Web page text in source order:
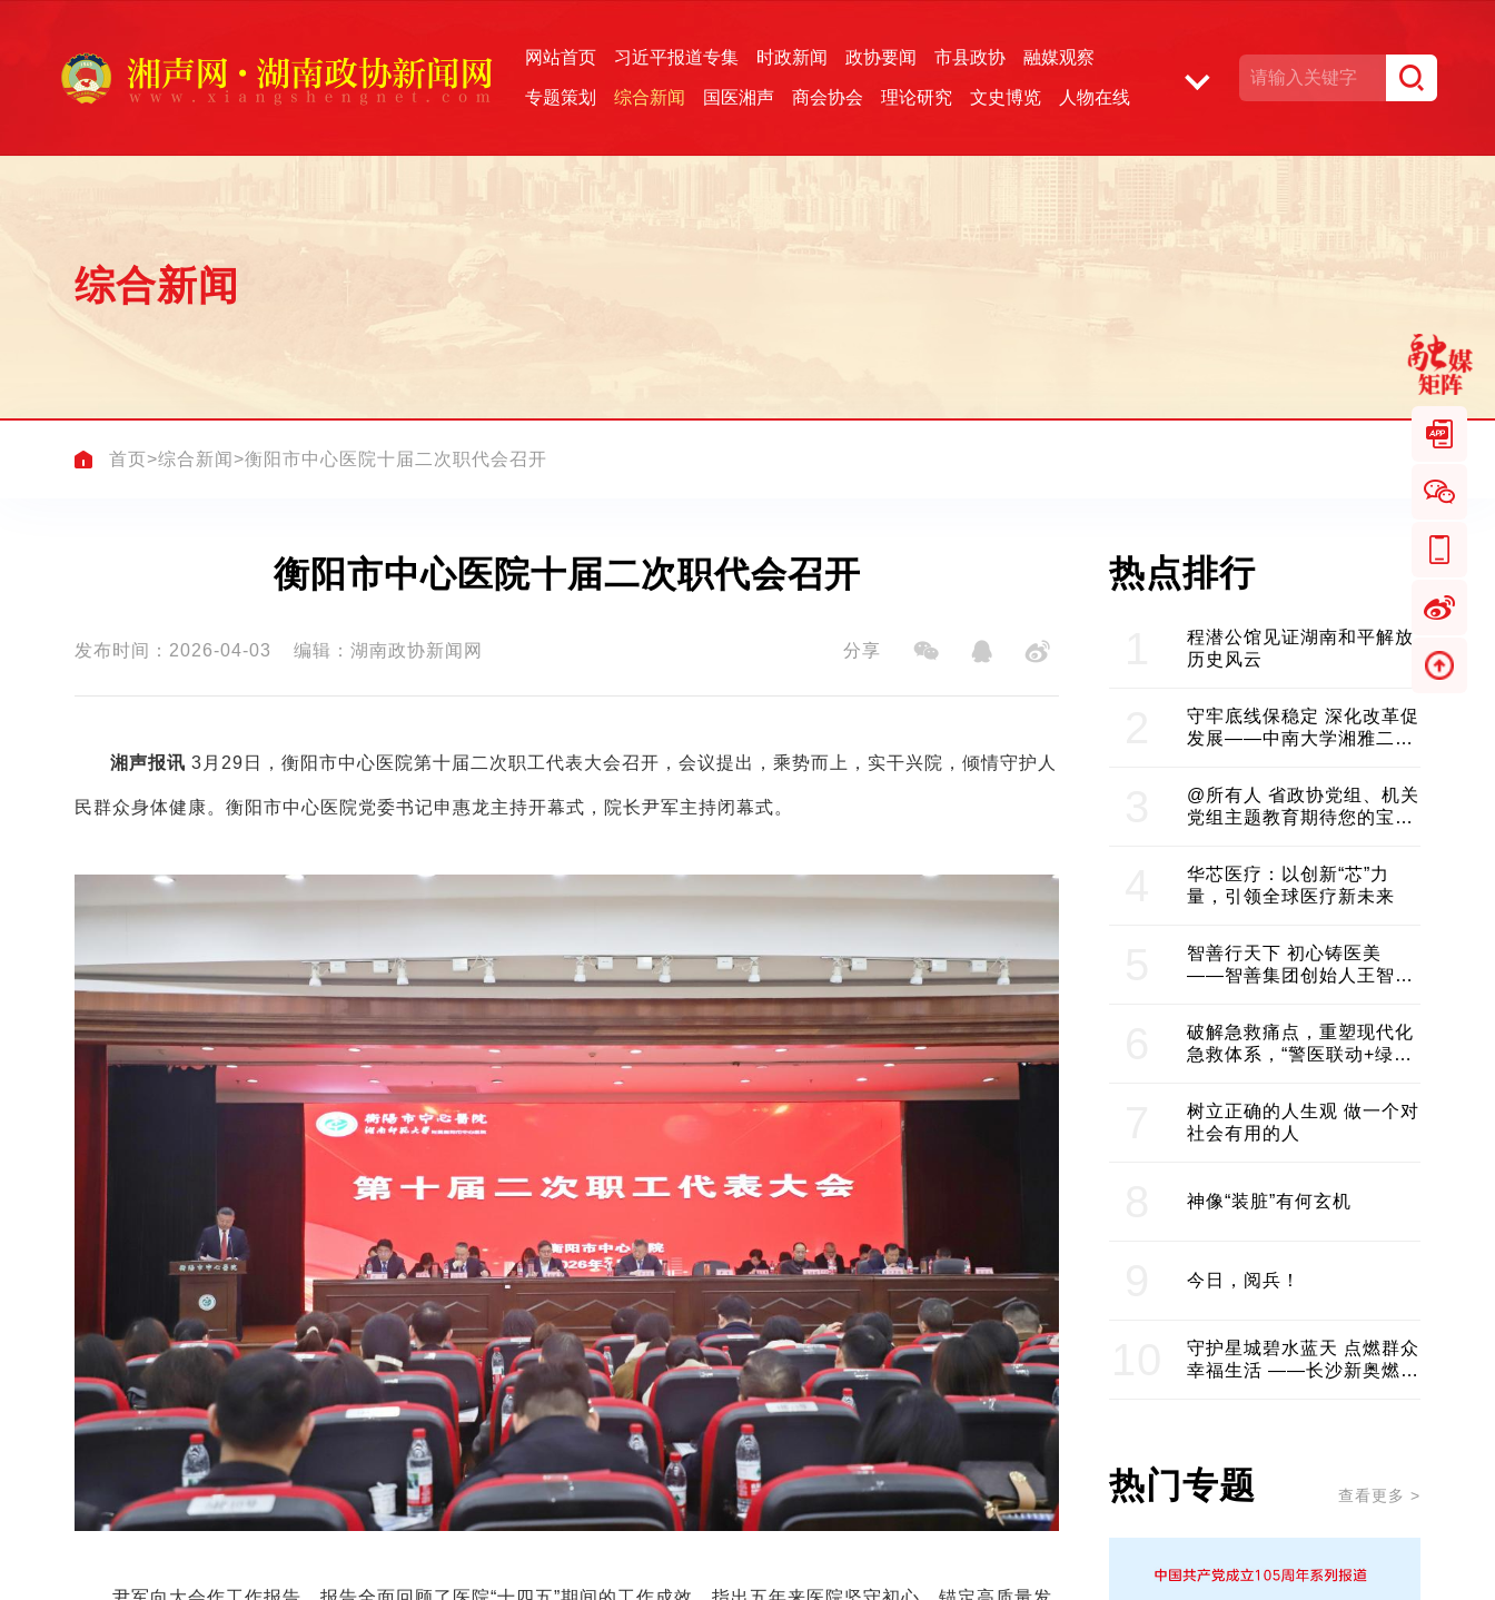
网站首页 习近平报道专集 时政新闻 政协要闻 市县政协 融媒观察
专题策划 综合新闻 国医湘声 商会协会 理论研究 文史博览 人物在线
综合新闻
首页>综合新闻 >衡阳市中心医院十届二次职代会召开
衡阳市中心医院十届二次职代会召开
发布时间：2026-04-03 编辑：湖南政协新闻网 分享
湘声报讯 3月29日，衡阳市中心医院第十届二次职工代表大会召开，会议提出，乘势而上，实干兴院，倾情守护人
民群众身体健康。衡阳市中心医院党委书记申惠龙主持开幕式，院长尹军主持闭幕式。
热点排行
程潜公馆见证湖南和平解放
历史风云
守牢底线保稳定 深化改革促
发展——中南大学湘雅二医
@所有人 省政协党组、机关
党组主题教育期待您的宝贵
华芯医疗：以创新“芯”力
量，引领全球医疗新未来
智善行天下 初心铸医美
——智善集团创始人王智带
建医美产业良性生态圈
破解急救痛点，重塑现代化
急救体系，“警医联动+绿波
树立正确的人生观 做一个对
社会有用的人
神像“装脏”有何玄机
今日，阅兵！
守护星城碧水蓝天 点燃群众
幸福生活 ——长沙新奥燃气
热门专题 查看更多 >